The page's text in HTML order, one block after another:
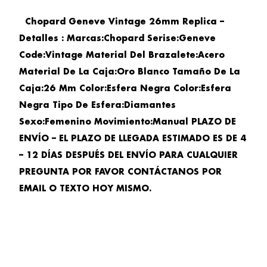
Chopard Geneve Vintage 26mm Replica –
Detalles : Marcas:Chopard Serise:Geneve
Code:Vintage Material Del Brazalete:Acero
Material De La Caja:Oro Blanco Tamaño De La
Caja:26 Mm Color:Esfera Negra Color:Esfera
Negra Tipo De Esfera:Diamantes
Sexo:Femenino Movimiento:Manual PLAZO DE
ENVÍO – EL PLAZO DE LLEGADA ESTIMADO ES DE 4
– 12 DÍAS DESPUÉS DEL ENVÍO PARA CUALQUIER
PREGUNTA POR FAVOR CONTÁCTANOS POR
EMAIL O TEXTO HOY MISMO.